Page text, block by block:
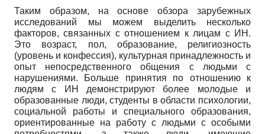
Таким образом, на основе обзора зарубежных
исследований мы можем выделить несколько
факторов, связанных с отношением к лицам с ИН.
Это возраст, пол, образование, религиозность
(уровень и конфессия), культурная принадлежность и
опыт непосредственного общения с людьми с
нарушениями. Больше принятия по отношению к
людям с ИН демонстрируют более молодые и
образованные люди, студенты в области психологии,
социальной работы и специального образования,
ориентированные на работу с людьми с особыми